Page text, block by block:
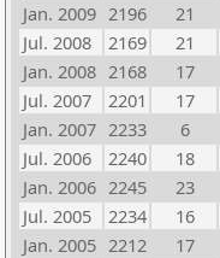
Jan. 2009 2196 21
Jul. 2008
2169 21
Jan. 2008 2168 17
Jul. 2007
2201 17
Jan. 2007 2233 6
Jul. 2006
2240 18
Jan. 2006 2245 23
Jul. 2005
2234 16
Jan. 2005 2212 17